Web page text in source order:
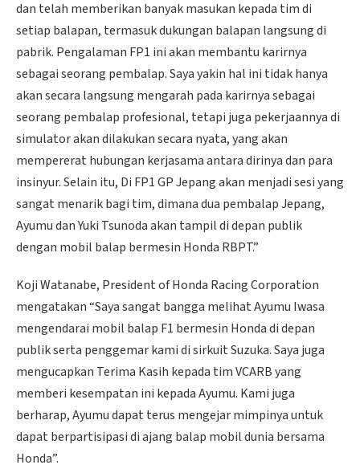
dan telah memberikan banyak masukan kepada tim di
setiap balapan, termasuk dukungan balapan langsung di
pabrik. Pengalaman FP1 ini akan membantu karirnya
sebagai seorang pembalap. Saya yakin hal ini tidak hanya
akan secara langsung mengarah pada karirnya sebagai
seorang pembalap profesional, tetapi juga pekerjaannya di
simulator akan dilakukan secara nyata, yang akan
mempererat hubungan kerjasama antara dirinya dan para
insinyur. Selain itu, Di FP1 GP Jepang akan menjadi sesi yang
sangat menarik bagi tim, dimana dua pembalap Jepang,
Ayumu dan Yuki Tsunoda akan tampil di depan publik
dengan mobil balap bermesin Honda RBPT.”
Koji Watanabe, President of Honda Racing Corporation
mengatakan “Saya sangat bangga melihat Ayumu Iwasa
mengendarai mobil balap F1 bermesin Honda di depan
publik serta penggemar kami di sirkuit Suzuka. Saya juga
mengucapkan Terima Kasih kepada tim VCARB yang
memberi kesempatan ini kepada Ayumu. Kami juga
berharap, Ayumu dapat terus mengejar mimpinya untuk
dapat berpartisipasi di ajang balap mobil dunia bersama
Honda”.